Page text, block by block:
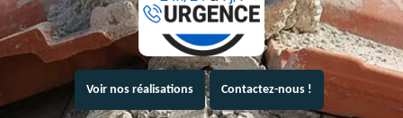
Voir nos réalisations Contactez-nous !